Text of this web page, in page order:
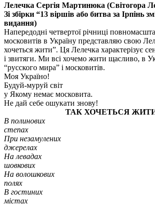
Лелечка Сергія Мартинюка (Світогора
Зі збірки “13 віршів або битва за Ірпінь
видання)
Напередодні четвертої річниці
московитів в Україну представляю свою
хочеться жити”. Ця Лелечка характерізує
і звитяги. Ми всі хочемо жити щасливо, в
“русского мира” і московитів.
Моя Україно!
Будуй-муруй світ
у Якому немає московита.
Не дай себе ошукати знову!
ТАК ХОЧЕТЬСЯ
В полинових
степах
При незамулених
джерелах
На левадах
шовкових
На волошкових
полях
В гостиних
містах